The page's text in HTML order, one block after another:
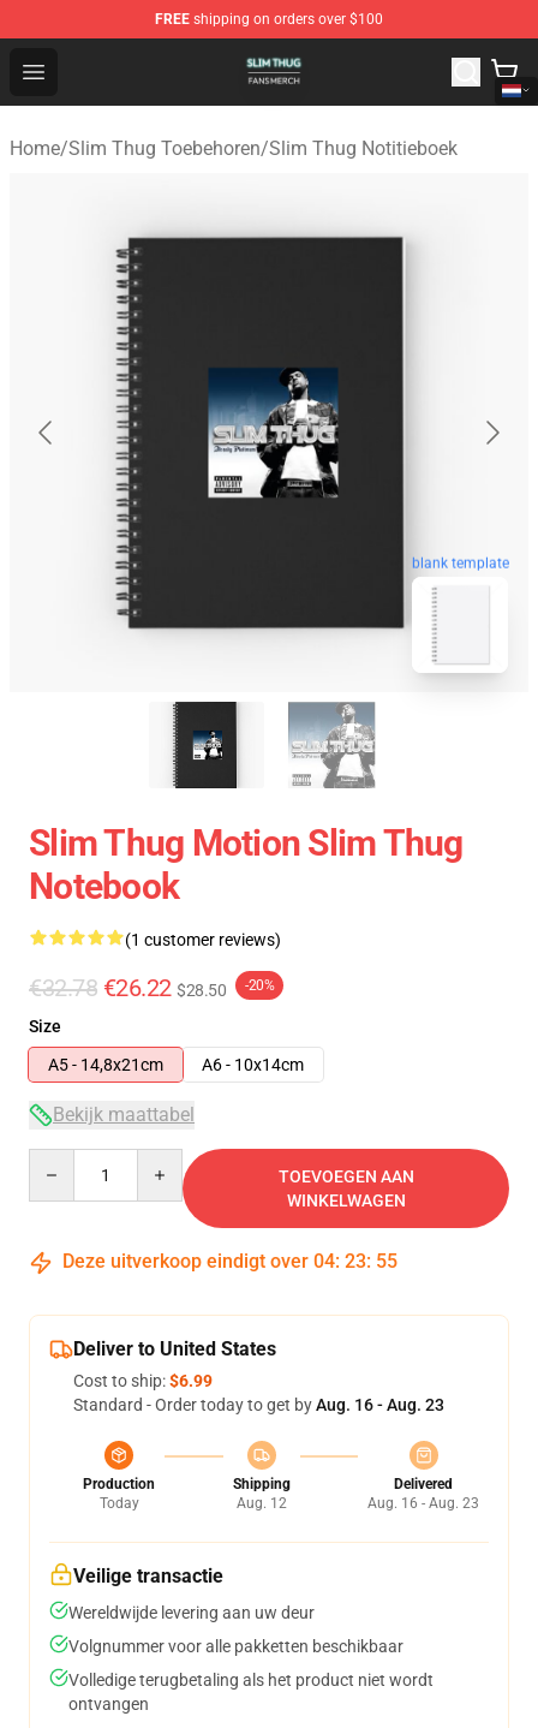
FREE shipping on orders over $100
Open menu
Slim Thug Shop - Official Slim Thug Merchandise Store
Home/Slim Thug Toebehoren/Slim Thug Notitieboek
blank template
Slim Thug Motion Slim Thug
Notebook
(1 customer reviews)
€32.78 €26.22 $28.50 -20%
Size
A5 - 14,8x21cm
A6 - 10x14cm
Bekijk maattabel
TOEVOEGEN AAN
WINKELWAGEN
Deze uitverkoop eindigt over 04: 23: 55
Deliver to United States
Cost to ship:$6.99
Standard - Order today to get byAug. 16 - Aug. 23
Production
Today
Shipping
Aug. 12
Delivered
Aug. 16 - Aug. 23
Veilige transactie
Wereldwijde levering aan uw deur
Volgnummer voor alle pakketten beschikbaar
Volledige terugbetaling als het product niet wordt
ontvangen